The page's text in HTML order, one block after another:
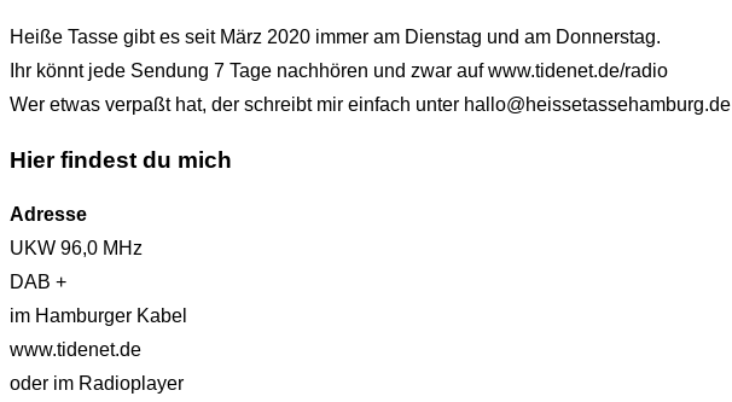
Heiße Tasse gibt es seit März 2020 immer am Dienstag und am Donnerstag.
Ihr könnt jede Sendung 7 Tage nachhören und zwar auf www.tidenet.de/radio
Wer etwas verpaßt hat, der schreibt mir einfach unter hallo@heissetassehamburg.de
Hier findest du mich
Adresse
UKW 96,0 MHz
DAB +
im Hamburger Kabel
www.tidenet.de
oder im Radioplayer